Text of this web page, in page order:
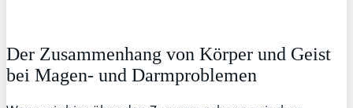
Der Zusammenhang von Körper und Geist
bei Magen- und Darmproblemen